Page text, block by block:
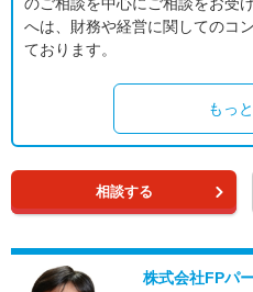
へは、財務や経営に関してのコ
ております。
もっ
相談する
株式会社FPパ